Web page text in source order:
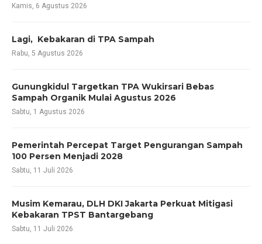
Kamis, 6 Agustus 2026
Lagi, Kebakaran di TPA Sampah
Rabu, 5 Agustus 2026
Gunungkidul Targetkan TPA Wukirsari Bebas
Sampah Organik Mulai Agustus 2026
Sabtu, 1 Agustus 2026
Pemerintah Percepat Target Pengurangan Sampah
100 Persen Menjadi 2028
Sabtu, 11 Juli 2026
Musim Kemarau, DLH DKI Jakarta Perkuat Mitigasi
Kebakaran TPST Bantargebang
Sabtu, 11 Juli 2026